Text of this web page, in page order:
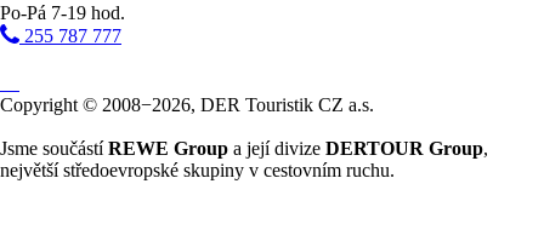
0 m
Restaurace
Vzdálenost od nejbližšího letiště
17 km
Golfové hřiště
Po-Pá 7-19 hod.
255 787 777
Copyright © 2008−2026, DER Touristik CZ a.s.
Jsme součástíREWE Group a její divize DERTOUR Group,
největší středoevropské skupiny v cestovním ruchu.